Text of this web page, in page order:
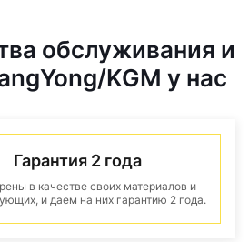
обслуживания и
KGM у нас
Гарантия 2 года
в качестве своих материалов и
и даем на них гарантию 2 года.